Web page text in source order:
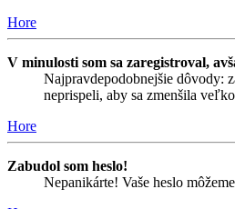
Hore
V minulosti som sa zaregistroval,
Najpravdepodobnejšie dôvody:
neprispeli, aby sa zmenšila
Hore
Zabudol som heslo!
Nepanikárte! Vaše heslo